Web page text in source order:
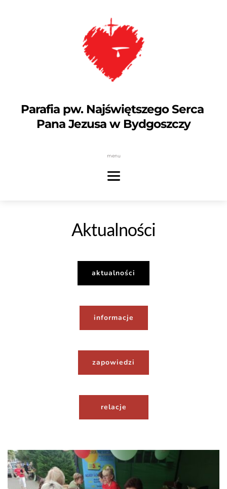
Parafia pw. Najświętszego Serca
Pana Jezusa w Bydgoszczy
menu
Aktualności
aktualności
informacje
zapowiedzi
relacje